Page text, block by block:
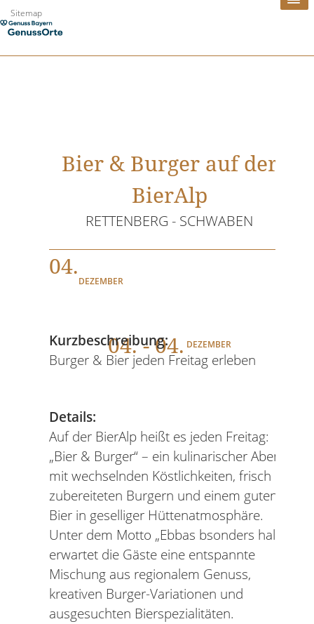
Zum
Inhalt
Sitemap
Bier & Burger auf der
BierAlp
RETTENBERG - SCHWABEN
04.
DEZEMBER
04. - 04. DEZEMBER
Kurzbeschreibung:
Burger & Bier jeden Freitag erleben
Details:
Auf der BierAlp heißt es jeden Freitag:
„Bier & Burger“ – ein kulinarischer Abend
mit wechselnden Köstlichkeiten, frisch
zubereiteten Burgern und einem guten
Bier in geselliger Hüttenatmosphäre.
Unter dem Motto „Ebbas bsonders halt!“
erwartet die Gäste eine entspannte
Mischung aus regionalem Genuss,
kreativen Burger-Variationen und
ausgesuchten Bierspezialitäten.